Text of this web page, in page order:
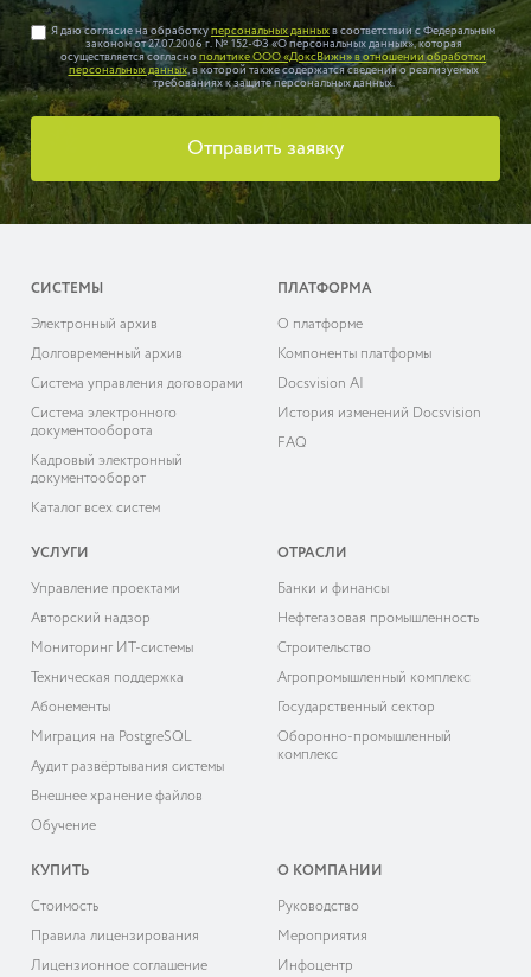
Я даю согласие на обработкуперсональных данных в соответствии с Федеральным
законом от 27.07.2006 г. № 152-ФЗ «О персональных данных», которая
осуществляется согласно политике ООО «ДоксВижн» в отношении обработки
персональных данных, в которой также содержатся сведения о реализуемых
требованиях к защите персональных данных.
Отправить заявку
СИСТЕМЫ
Электронный архив
Долговременный архив
Система управления договорами
Система электронного
документооборота
Кадровый электронный
документооборот
Каталог всех систем
ПЛАТФОРМА
О платформе
Компоненты платформы
Docsvision AI
История изменений Docsvision
FAQ
УСЛУГИ
Управление проектами
Авторский надзор
Мониторинг ИТ-системы
Техническая поддержка
Абонементы
Миграция на PostgreSQL
Аудит развёртывания системы
Внешнее хранение файлов
Обучение
ОТРАСЛИ
Банки и финансы
Нефтегазовая промышленность
Строительство
Агропромышленный комплекс
Государственный сектор
Оборонно-промышленный
комплекс
КУПИТЬ
Cтоимость
Правила лицензирования
Лицензионное соглашение
О КОМПАНИИ
Руководство
Мероприятия
Инфоцентр